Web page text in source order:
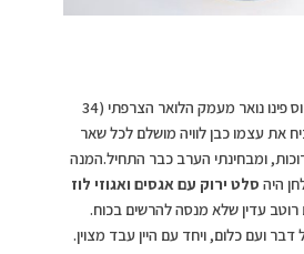
פתחתי את הערב עם כוס פינו נואר מעמק הלואר הצרפתי (34
את עצמו כבן לוויה מושלם לכל שאר
ומבחינתי הערב כבר התחיל.המנה
היה סלט ירוק עם אגסים ואגוזי לוז
עם רוטב עדין שלא מנסה להרשים בכוח.
ועם כלום, ויחד עם היין עבד מצוין.